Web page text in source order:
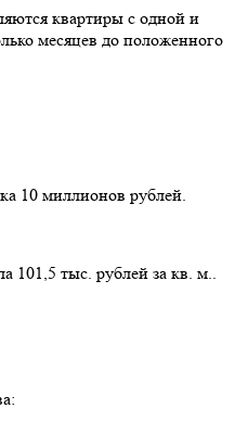
квартиры с одной и
месяцев до положенного
10 миллионов рублей.
101,5 тыс. рублей за кв. м..